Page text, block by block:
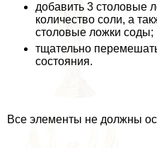
добавить 3 столовые
количество соли, а
столовые ложки соды;
тщательно
состояния.
Все элементы не должны